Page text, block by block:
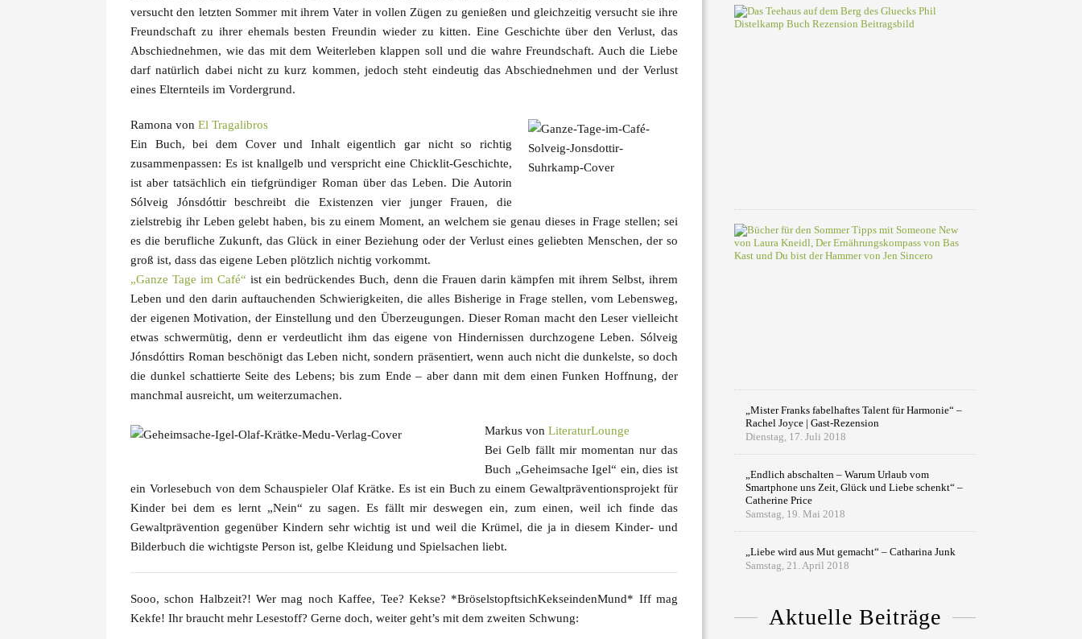
versucht den letzten Sommer mit ihrem Vater in vollen Zügen zu genießen und gleichzeitig versucht sie ihre
Freundschaft zu ihrer ehemals besten Freundin wieder zu kitten. Eine Geschichte über den Verlust, das
Abschiednehmen, wie das mit dem Weiterleben klappen soll und die wahre Freundschaft. Auch die Liebe
darf natürlich dabei nicht zu kurz kommen, jedoch steht eindeutig das Abschiednehmen und der Verlust
eines Elternteils im Vordergrund.
Ramona von El Tragalibros
Ein Buch, bei dem Cover und Inhalt eigentlich gar nicht so richtig
zusammenpassen: Es ist knallgelb und verspricht eine Chicklit-Geschichte,
ist aber tatsächlich ein tiefgründiger Roman über das Leben. Die Autorin
Sólveig Jónsdóttirbeschreibt die Existenzen vier junger Frauen, die
zielstrebig ihr Leben gelebt haben, bis zu einem Moment, an welchem sie genau dieses in Frage stellen; sei
es die berufliche Zukunft, das Glück in einer Beziehung oder der Verlust eines geliebten Menschen, der so
groß ist, dass das eigene Leben plötzlich nichtig vorkommt.
„Ganze Tage im Café“ ist ein bedrückendes Buch, denn die Frauen darin kämpfen mit ihrem Selbst, ihrem
Leben und den darin auftauchenden Schwierigkeiten, die alles Bisherige in Frage stellen, vom Lebensweg,
der eigenen Motivation, der Einstellung und den Überzeugungen. Dieser Roman macht den Leser vielleicht
etwas schwermütig, denn er verdeutlicht ihm das eigene von Hindernissen durchzogene Leben. Sólveig
Jónsdóttirs Roman beschönigt das Leben nicht, sondern präsentiert, wenn auch nicht die dunkelste, so doch
die dunkel schattierte Seite des Lebens; bis zum Ende – aber dann mit dem einen Funken Hoffnung, der
manchmal ausreicht, um weiterzumachen.
Markus von LiteraturLounge
Bei Gelb fällt mir momentan nur das
Buch „Geheimsache Igel“ ein, dies ist
ein Vorlesebuch von dem SchauspielerOlaf Krätke. Es ist ein Buch zu einem Gewaltpräventionsprojekt für
Kinder bei dem es lernt „Nein“ zu sagen. Es fällt mir deswegen ein, zum einen, weil ich finde das
Gewaltprävention gegenüber Kindern sehr wichtig ist und weil die Krümel, die ja in diesem Kinder- und
Bilderbuch die wichtigste Person ist, gelbe Kleidung und Spielsachen liebt.
Sooo, schon Halbzeit?! Wer mag noch Kaffee, Tee? Kekse? *BröselstopftsichKekseindenMund* Iff mag
Kekfe! Ihr braucht mehr Lesestoff? Gerne doch, weiter geht’s mit dem zweiten Schwung:
„Mister Franks fabelhaftes Talent für Harmonie“ –
Rachel Joyce | Gast-Rezension
Dienstag, 17. Juli 2018
„Endlich abschalten – Warum Urlaub vom
Smartphone uns Zeit, Glück und Liebe schenkt“ –
Catherine Price
Samstag, 19. Mai 2018
„Liebe wird aus Mut gemacht“ – Catharina Junk
Samstag, 21. April 2018
Aktuelle Beiträge